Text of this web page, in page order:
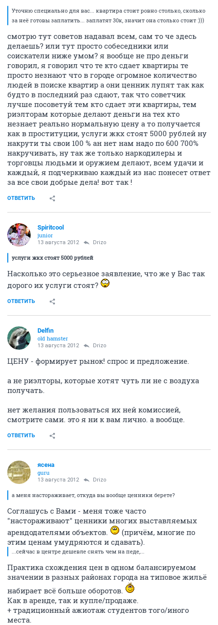
Уточню специально для вас... квартира стоит ровно столько, сколько
за неё готовы заплатить... заплатят 30к, значит она столько стоит :)))
смотрю тут советов надавал всем, сам то че здесь
делаешь? или тут просто собеседники или
соискатели ниже умом? я вообще не про деньги
говорил, я говорил что те кто сдает квартиры те
просто незнают что в городе огромное количество
людей в поиске квартир а они ценник лупят так как
будто в последний раз сдают, так что советчик
лучше посоветуй тем кто сдает эти квартиры, тем
риэлторам которые делают деньги на тех кто
незнает реально нормальную цену а то получается
как в проституции, услуги жкх стоят 5000 рублей ну
накрути ты свои 100 % ан нет нам надо по 600 700%
накручивать, ну так же только наркодилеры и
торговцы людьми и оружием делают, всем удачи и
каждый, я подчеркиваю каждый из нас понесет ответ
за все свои добрые дела! вот так !
ОТВЕТИТЬ
Spiritcool
junior
13 августа 2012 Drizo
услуги жкх стоят 5000 рублей
Насколько это серьезное заявление, что же у Вас так
дорого их услуги стоят?
ОТВЕТИТЬ
Delfin
old hamster
13 августа 2012 Drizo
ЦЕНУ - формирует рынок! спрос и предложение.
а не риэлторы, которые хотят чуть ли не с воздуха
получать.
нет желания пользоваться их ней комиссией,
смотрите сами. это я ни к вам лично. а вообще.
ОТВЕТИТЬ
ясена
guru
13 августа 2012 Drizo
а меня настораживает, откуда вы вообще ценники берете?
Соглашусь с Вами - меня тоже часто
"настораживают" ценники многих выставляемых
арендодателями объектов.
(причём, многие по
этим ценам умудряются и сдавать).
...сейчас в центре дешевле снять чем на педе,...
Практика схождения цен в одном балансируемом
значении в разных районах города на типовое жильё
набирает всё больше оборотов.
Как в аренде, так и купле/продаже.
+ традиционный ажиотаж студентов того/иного
места.